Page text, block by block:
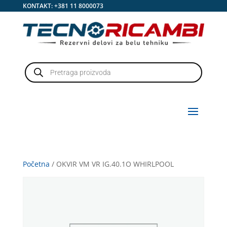
KONTAKT:+381 11 8000073
Products
search
Početna / OKVIR VM VR IG.40.1O WHIRLPOOL